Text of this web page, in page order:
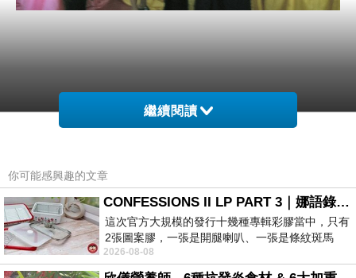
繼續閱讀
你可能感興趣的文章
CONFESSIONS II LP PART 3｜娜語錄II LP PART 3
這次官方大規模的發行十幾種專輯彩膠當中，只有
2張圖案膠，一張是開腿喇叭、一張是條紋斑馬
版；目前官網上只剩澳洲商店AU STORE
2026-08-08